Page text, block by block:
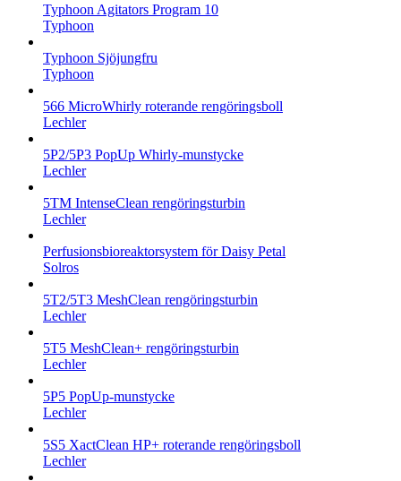
Typhoon Agitators Program 10
Typhoon
Typhoon Sjöjungfru
Typhoon
566 MicroWhirly roterande rengöringsboll
Lechler
5P2/5P3 PopUp Whirly-munstycke
Lechler
5TM IntenseClean rengöringsturbin
Lechler
Perfusionsbioreaktorsystem för Daisy Petal
Solros
5T2/5T3 MeshClean rengöringsturbin
Lechler
5T5 MeshClean+ rengöringsturbin
Lechler
5P5 PopUp-munstycke
Lechler
5S5 XactClean HP+ roterande rengöringsboll
Lechler